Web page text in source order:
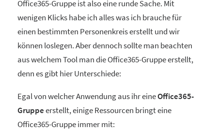
Office365-Gruppe ist also eine runde Sache. Mit
wenigen Klicks habe ich alles was ich brauche für
einen bestimmten Personenkreis erstellt und wir
können loslegen. Aber dennoch sollte man beachten
aus welchem Tool man die Office365-Gruppe erstellt,
denn es gibt hier Unterschiede:
Egal von welcher Anwendung aus ihr eineOffice365-
Gruppeerstellt, einige Ressourcen bringt eine
Office365-Gruppe immer mit: